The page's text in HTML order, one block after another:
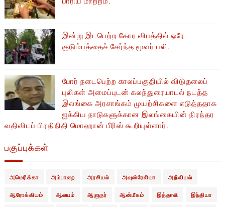
இன்று இடபெற்ற கோர விபத்தில் ஒரே
குடும்பத்தைச் சேர்ந்த மூவர் பலி.
போர் நடைபெற்ற காலப்பகுதியில் ​​விடுதலைப்
புலிகள் அமைப்புடன் கலந்துரையாடல் நடத்த
இலங்கை அரசாங்கம் முயற்சிகளை எடுத்ததாக
ஐக்கிய நாடுகளுக்கான இலங்கையின் நிரந்தர
வதிவிடப் பிரதிநிதி மொஹான் பீரிஸ் கூறியுள்ளார்.
பகுப்புக்கள்
அமெரிக்கா அம்பாறை அரசியல் அவுஸ்ரேலியா அறிவியல்
ஆரோக்கியம் ஆலயம் ஆளுநர் ஆன்மீகம் இத்தாலி இந்தியா